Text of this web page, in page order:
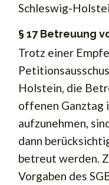
Schleswig-
§ 17 Betreuung
Trotz einer
Holstein, die
offenen Ganztag
aufzunehmen,
dann
betreut werden.
Vorgaben des